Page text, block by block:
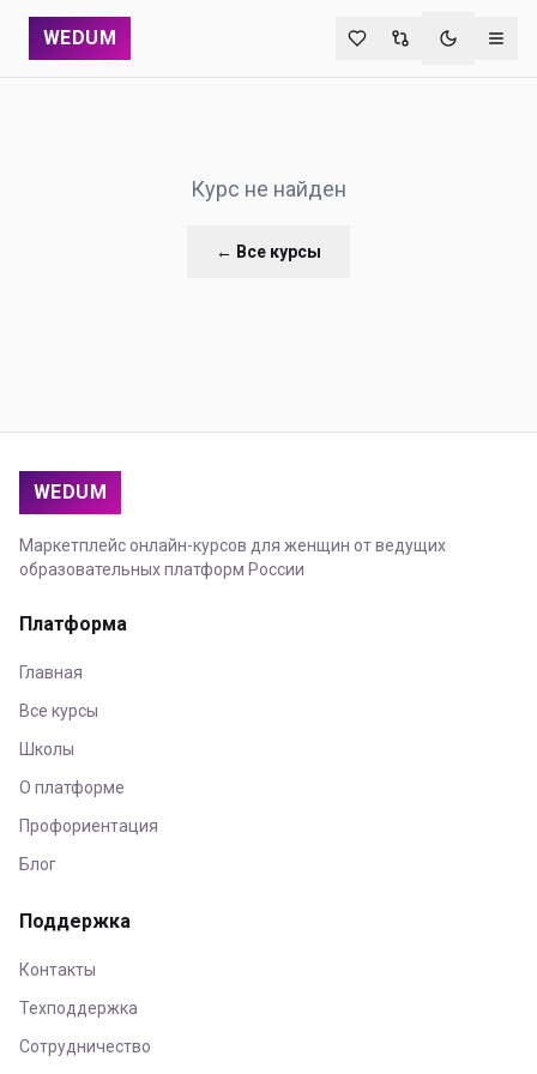
WEDUM
Курс не найден
← Все курсы
WEDUM
Маркетплейс онлайн-курсов для женщин от ведущих
образовательных платформ России
Платформа
Главная
Все курсы
Школы
О платформе
Профориентация
Блог
Поддержка
Контакты
Техподдержка
Сотрудничество